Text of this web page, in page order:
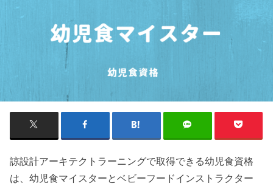
諒設計アーキテクトラーニングで取得できる幼児食資格
は、幼児食マイスターとベビーフードインストラクター